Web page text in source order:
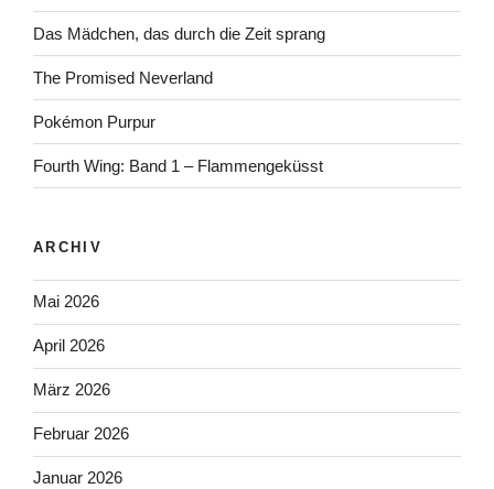
Das Mädchen, das durch die Zeit sprang
The Promised Neverland
Pokémon Purpur
Fourth Wing: Band 1 – Flammengeküsst
ARCHIV
Mai 2026
April 2026
März 2026
Februar 2026
Januar 2026